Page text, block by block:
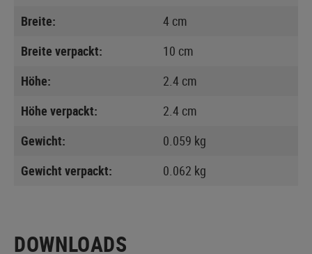
Breite:
4 cm
Breite verpackt:
10 cm
Höhe:
2.4 cm
Höhe verpackt:
2.4 cm
Gewicht:
0.059 kg
Gewicht verpackt:
0.062 kg
DOWNLOADS